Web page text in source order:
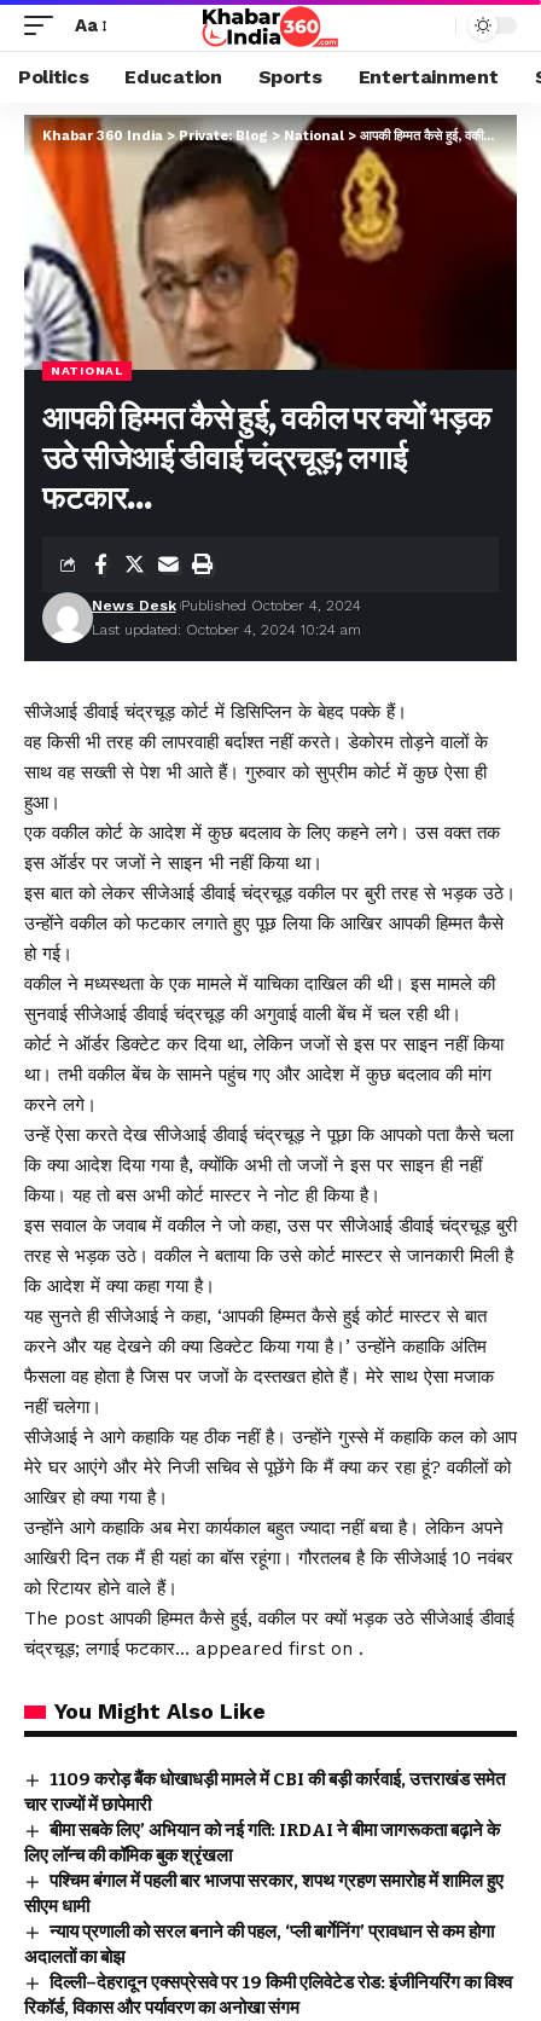
Aa
Politics Education Sports Entertainment
Khabar 360 India>Private: Blog>National > आपकी हिम्मत कैसे हुई, वकील पर क्यों भड़क उठे सीजेआई डीवाई चंद्रचूड़; लगाई फटकार…
NATIONAL
आपकी हिम्मत कैसे हुई, वकील पर क्यों भड़क
उठे सीजेआई डीवाई चंद्रचूड़; लगाई
फटकार…
Last updated: October 4, 2024 10:24 am
News Desk Published October 4, 2024
सीजेआई डीवाई चंद्रचूड़ कोर्ट में डिसिप्लिन के बेहद पक्के हैं।
वह किसी भी तरह की लापरवाही बर्दाश्त नहीं करते। डेकोरम तोड़ने वालों के
साथ वह सख्ती से पेश भी आते हैं। गुरुवार को सुप्रीम कोर्ट में कुछ ऐसा ही
हुआ।
एक वकील कोर्ट के आदेश में कुछ बदलाव के लिए कहने लगे। उस वक्त तक
इस ऑर्डर पर जजों ने साइन भी नहीं किया था।
इस बात को लेकर सीजेआई डीवाई चंद्रचूड़ वकील पर बुरी तरह से भड़क उठे।
उन्होंने वकील को फटकार लगाते हुए पूछ लिया कि आखिर आपकी हिम्मत कैसे
हो गई।
वकील ने मध्यस्थता के एक मामले में याचिका दाखिल की थी। इस मामले की
सुनवाई सीजेआई डीवाई चंद्रचूड़ की अगुवाई वाली बेंच में चल रही थी।
कोर्ट ने ऑर्डर डिक्टेट कर दिया था, लेकिन जजों से इस पर साइन नहीं किया
था। तभी वकील बेंच के सामने पहुंच गए और आदेश में कुछ बदलाव की मांग
करने लगे।
उन्हें ऐसा करते देख सीजेआई डीवाई चंद्रचूड़ ने पूछा कि आपको पता कैसे चला
कि क्या आदेश दिया गया है, क्योंकि अभी तो जजों ने इस पर साइन ही नहीं
किया। यह तो बस अभी कोर्ट मास्टर ने नोट ही किया है।
इस सवाल के जवाब में वकील ने जो कहा, उस पर सीजेआई डीवाई चंद्रचूड़ बुरी
तरह से भड़क उठे। वकील ने बताया कि उसे कोर्ट मास्टर से जानकारी मिली है
कि आदेश में क्या कहा गया है।
यह सुनते ही सीजेआई ने कहा, ‘आपकी हिम्मत कैसे हुई कोर्ट मास्टर से बात
करने और यह देखने की क्या डिक्टेट किया गया है।’ उन्होंने कहाकि अंतिम
फैसला वह होता है जिस पर जजों के दस्तखत होते हैं। मेरे साथ ऐसा मजाक
नहीं चलेगा।
सीजेआई ने आगे कहाकि यह ठीक नहीं है। उन्होंने गुस्से में कहाकि कल को आप
मेरे घर आएंगे और मेरे निजी सचिव से पूछेंगे कि मैं क्या कर रहा हूं? वकीलों को
आखिर हो क्या गया है।
उन्होंने आगे कहाकि अब मेरा कार्यकाल बहुत ज्यादा नहीं बचा है। लेकिन अपने
आखिरी दिन तक मैं ही यहां का बॉस रहूंगा। गौरतलब है कि सीजेआई 10 नवंबर
को रिटायर होने वाले हैं।
The post आपकी हिम्मत कैसे हुई, वकील पर क्यों भड़क उठे सीजेआई डीवाई
चंद्रचूड़; लगाई फटकार… appeared first on .
You Might Also Like
₹1109 करोड़ बैंक धोखाधड़ी मामले में CBI की बड़ी कार्रवाई, उत्तराखंड समेत
चार राज्यों में छापेमारी
बीमा सबके लिए’ अभियान को नई गति: IRDAI ने बीमा जागरूकता बढ़ाने के
लिए लॉन्च की कॉमिक बुक श्रृंखला
पश्चिम बंगाल में पहली बार भाजपा सरकार, शपथ ग्रहण समारोह में शामिल हुए
सीएम धामी
न्याय प्रणाली को सरल बनाने की पहल, ‘प्ली बार्गेनिंग’ प्रावधान से कम होगा
अदालतों का बोझ
दिल्ली–देहरादून एक्सप्रेसवे पर 19 किमी एलिवेटेड रोड: इंजीनियरिंग का विश्व
रिकॉर्ड, विकास और पर्यावरण का अनोखा संगम